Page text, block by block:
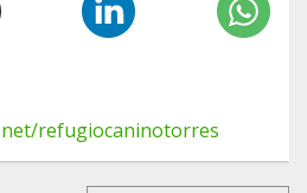
refugiocaninotorres